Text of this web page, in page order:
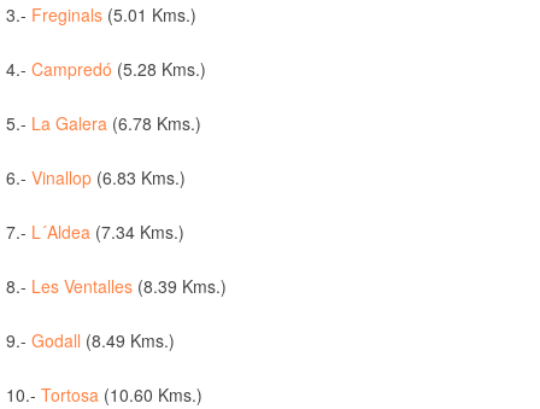
3.- Freginals (5.01 Kms.)
4.- Campredó (5.28 Kms.)
5.- La Galera (6.78 Kms.)
6.- Vinallop (6.83 Kms.)
7.- L´Aldea (7.34 Kms.)
8.- Les Ventalles (8.39 Kms.)
9.- Godall (8.49 Kms.)
10.- Tortosa (10.60 Kms.)